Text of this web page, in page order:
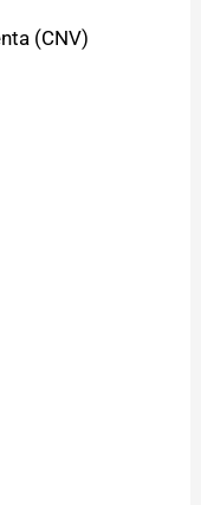
(CNV)